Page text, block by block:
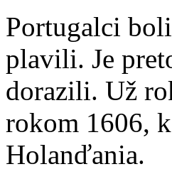
Portugalci
plavili. Je
dorazili. Už
rokom 1606,
Holanďania.